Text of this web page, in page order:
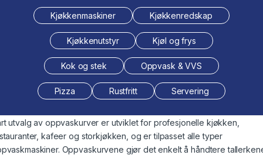
Kjøkkenmaskiner Kjøkkenredskap
Kjøkkenutstyr Kjøl og frys
Kok og stek Oppvask & VVS
Pizza Rustfritt Servering
utvalg av oppvaskurver er utviklet for profesjonelle kjøkken,
kafeer og storkjøkken, og er tilpasset alle typer
Oppvaskurvene gjør det enkelt å håndtere